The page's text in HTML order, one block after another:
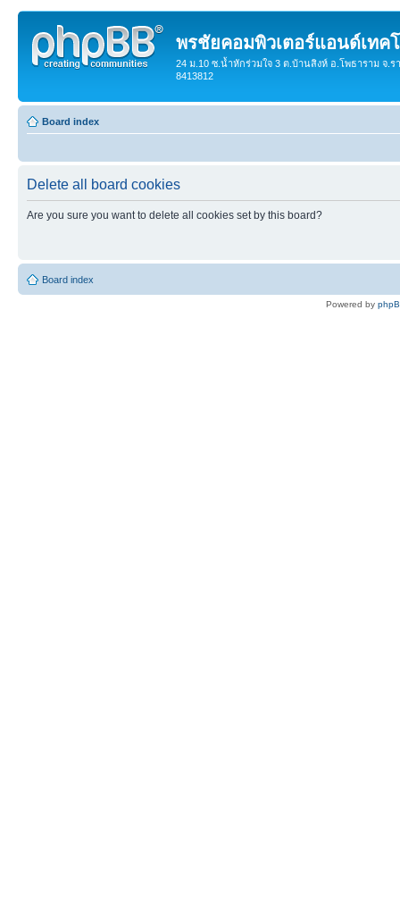
พรชัยคอมพิวเตอร์แอนด์เทค
24 ม.10 ซ.น้ำหักร่วมใจ 3 ต.บ้านสิงห์ อ.โพธาราม จ.ร
8413812
Board index
Delete all board cookies
Are you sure you want to delete all cookies set by this board?
Board index
Powered by